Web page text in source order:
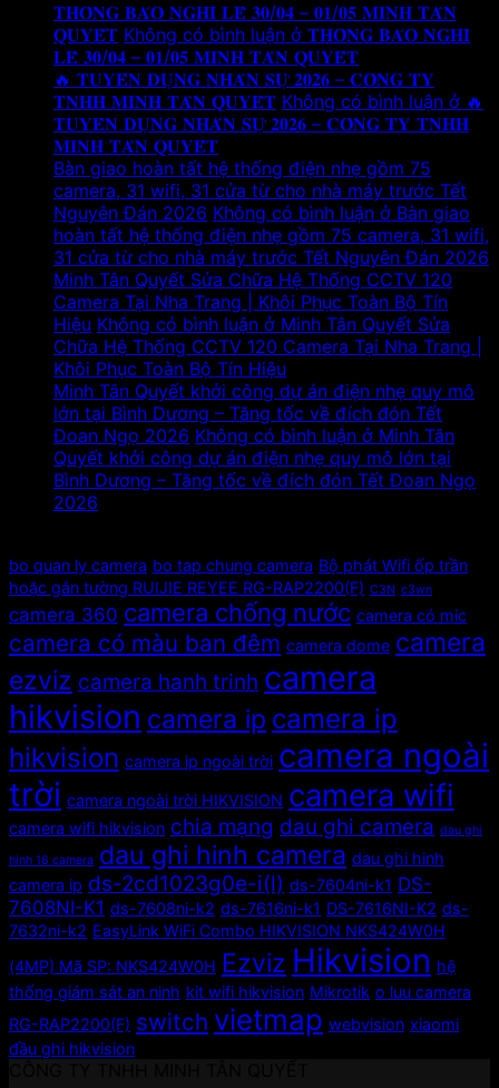
𝐓𝐇𝐎̂𝐍𝐆 𝐁𝐀́𝐎 𝐍𝐆𝐇𝐈̉ 𝐋𝐄̂̃ 𝟑𝟎/𝟎𝟒 – 𝟎𝟏/𝟎𝟓 𝐌𝐈𝐍𝐇 𝐓𝐀̂𝐍
𝐐𝐔𝐘𝐄̂́𝐓 Không có bình luận ở 𝐓𝐇𝐎̂𝐍𝐆 𝐁𝐀́𝐎 𝐍𝐆𝐇𝐈̉
𝐋𝐄̂̃ 𝟑𝟎/𝟎𝟒 – 𝟎𝟏/𝟎𝟓 𝐌𝐈𝐍𝐇 𝐓𝐀̂𝐍 𝐐𝐔𝐘𝐄̂́𝐓
🔥 𝐓𝐔𝐘𝐄̂̉𝐍 𝐃𝐔̣𝐍𝐆 𝐍𝐇𝐀̂𝐍 𝐒𝐔̛̣ 𝟐𝟎𝟐𝟔 – 𝐂𝐎̂𝐍𝐆 𝐓𝐘
𝐓𝐍𝐇𝐇 𝐌𝐈𝐍𝐇 𝐓𝐀̂𝐍 𝐐𝐔𝐘𝐄̂́𝐓 Không có bình luận ở 🔥
𝐓𝐔𝐘𝐄̂̉𝐍 𝐃𝐔̣𝐍𝐆 𝐍𝐇𝐀̂𝐍 𝐒𝐔̛̣ 𝟐𝟎𝟐𝟔 – 𝐂𝐎̂𝐍𝐆 𝐓𝐘 𝐓𝐍𝐇𝐇
𝐌𝐈𝐍𝐇 𝐓𝐀̂𝐍 𝐐𝐔𝐘𝐄̂́𝐓
Bàn giao hoàn tất hệ thống điện nhẹ gồm 75
camera, 31 wifi, 31 cửa từ cho nhà máy trước Tết
Nguyên Đán 2026 Không có bình luận ở Bàn giao
hoàn tất hệ thống điện nhẹ gồm 75 camera, 31 wifi,
31 cửa từ cho nhà máy trước Tết Nguyên Đán 2026
Minh Tân Quyết Sửa Chữa Hệ Thống CCTV 120
Camera Tại Nha Trang | Khôi Phục Toàn Bộ Tín
Hiệu Không có bình luận ở Minh Tân Quyết Sửa
Chữa Hệ Thống CCTV 120 Camera Tại Nha Trang |
Khôi Phục Toàn Bộ Tín Hiệu
Minh Tân Quyết khởi công dự án điện nhẹ quy mô
lớn tại Bình Dương – Tăng tốc về đích đón Tết
Đoan Ngọ 2026 Không có bình luận ở Minh Tân
Quyết khởi công dự án điện nhẹ quy mô lớn tại
Bình Dương – Tăng tốc về đích đón Tết Đoan Ngọ
2026
bo quan ly camera bo tap chung camera Bộ phát Wifi ốp trần
hoặc gắn tường RUIJIE REYEE RG-RAP2200(F) C3N c3wn
camera 360 camera chống nước camera có mic
camera có màu ban đêm camera dome camera
ezviz camera hanh trinh camera
hikvision camera ip camera ip
hikvision camera ip ngoài trời camera ngoài
trời camera ngoài trời HIKVISION camera wifi
camera wifi hikvision chia mạng dau ghi camera dau ghi
hinh 16 camera dau ghi hinh camera dau ghi hinh
camera ip ds-2cd1023g0e-i(l) ds-7604ni-k1 DS-
7608NI-K1 ds-7608ni-k2 ds-7616ni-k1 DS-7616NI-K2 ds-
7632ni-k2 EasyLink WiFi Combo HIKVISION NKS424W0H
(4MP) Mã SP: NKS424W0H Ezviz Hikvision hệ
thống giám sát an ninh kit wifi hikvision Mikrotik o luu camera
RG-RAP2200(F) switch vietmap webvision xiaomi
đầu ghi hikvision